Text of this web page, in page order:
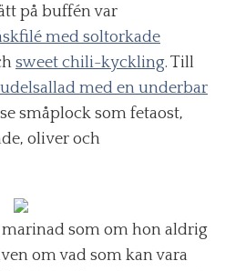
på buffén var
med soltorkade
sweet chili-kyckling. Till
med en underbar
småplock som fetaost,
oliver och
som om hon aldrig
om vad som kan vara